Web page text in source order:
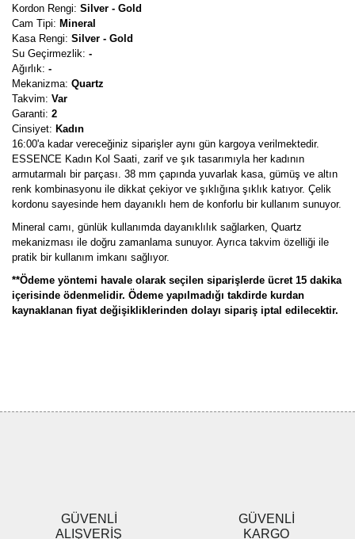
Kordon Rengi: Silver - Gold
Cam Tipi: Mineral
Kasa Rengi: Silver - Gold
Su Geçirmezlik: -
Ağırlık: -
Mekanizma: Quartz
Takvim: Var
Garanti: 2
Cinsiyet: Kadın
16:00'a kadar vereceğiniz siparişler aynı gün kargoya verilmektedir.
ESSENCE Kadın Kol Saati, zarif ve şık tasarımıyla her kadının
armutarmalı bir parçası. 38 mm çapında yuvarlak kasa, gümüş ve altın
renk kombinasyonu ile dikkat çekiyor ve şıklığına şıklık katıyor. Çelik
kordonu sayesinde hem dayanıklı hem de konforlu bir kullanım sunuyor.
Mineral camı, günlük kullanımda dayanıklılık sağlarken, Quartz
mekanizması ile doğru zamanlama sunuyor. Ayrıca takvim özelliği ile
pratik bir kullanım imkanı sağlıyor.
**Ödeme yöntemi havale olarak seçilen siparişlerde ücret 15 dakika
içerisinde ödenmelidir. Ödeme yapılmadığı takdirde kurdan
kaynaklanan fiyat değişikliklerinden dolayı sipariş iptal edilecektir.
Ürün fiyatı diğer sitelerden daha pahalı.
Bu ürüne benzer farklı alternatifler olmalı.
GÜVENLİ
ALIŞVERİŞ
GÜVENLİ
KARGO